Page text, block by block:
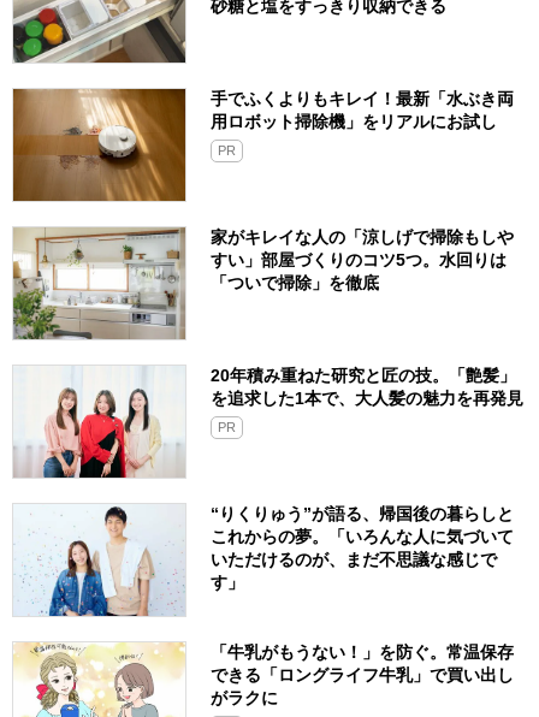
砂糖と塩をすっきり収納できる
手でふくよりもキレイ！最新「水ぶき両
用ロボット掃除機」をリアルにお試し
PR
家がキレイな人の「涼しげで掃除もしや
すい」部屋づくりのコツ5つ。水回りは
「ついで掃除」を徹底
20年積み重ねた研究と匠の技。「艶髪」
を追求した1本で、大人髪の魅力を再発見
PR
“りくりゅう”が語る、帰国後の暮らしと
これからの夢。「いろんな人に気づいて
いただけるのが、まだ不思議な感じで
す」
「牛乳がもうない！」を防ぐ。常温保存
できる「ロングライフ牛乳」で買い出し
がラクに